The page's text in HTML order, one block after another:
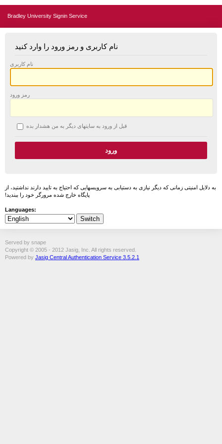
Bradley University Signin Service
نام کاربری و رمز ورود را وارد کنید
نام کاربری
رمز ورود
قبل از ورود به سایتهای دیگر به من هشدار بده
به دلایل امنیتی زمانی که دیگر نیازی به دستیابی به سرویسهایی که احتیاج به تایید دارند نداشتید، از
پایگاه خارج شده مرورگر خود را ببندید!
Languages:
Served by snape
Copyright © 2005 - 2012 Jasig, Inc. All rights reserved.
Powered by Jasig Central Authentication Service 3.5.2.1